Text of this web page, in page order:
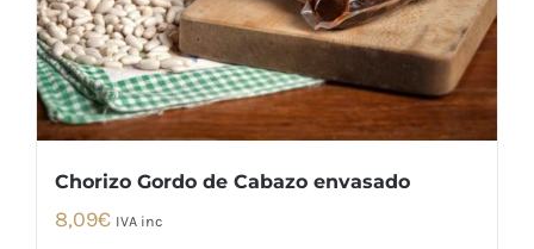
Chorizo Gordo de Cabazo envasado
8,09€ IVA inc